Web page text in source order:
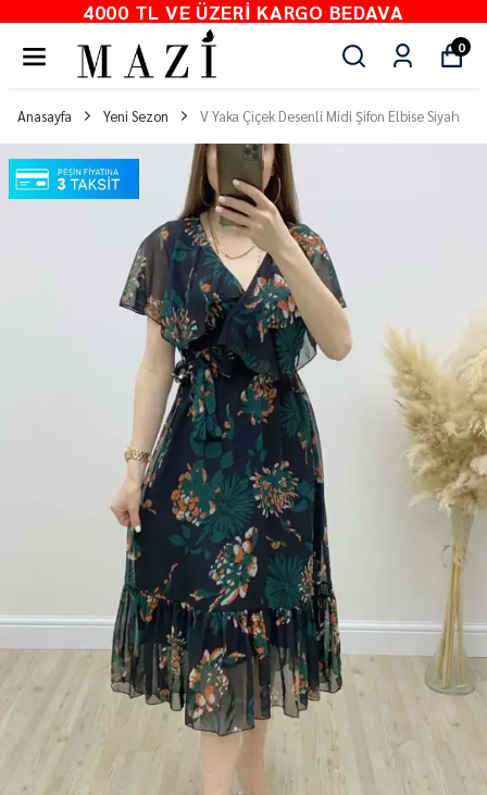
4000 TL VE ÜZERI KARGO BEDAVA
0
Anasayfa Yeni Sezon V Yaka Çiçek Desenli Midi Şifon Elbise Siyah